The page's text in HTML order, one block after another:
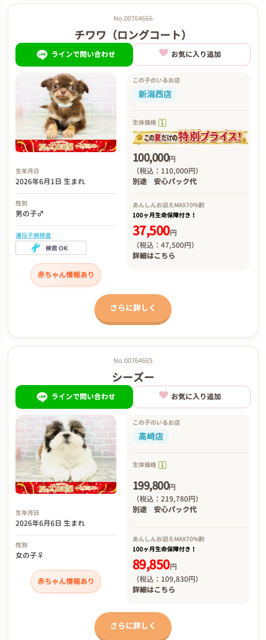
No.00764666
チワワ（ロングコート）
ラインで問い合わせ お気に入り追加
生年月日
2026年6月1日 生まれ
性別
男の子♂
遺伝子病検査
赤ちゃん情報あり
この子のいるお店
新潟西店
生体価格
100,000円
（税込：110,000円）
別途 安心パック代
あんしんお迎えMAX70%割
100ヶ月生命保障付き！
37,500円
（税込：47,500円）
詳細はこちら
さらに詳しく
No.00764665
シーズー
ラインで問い合わせ お気に入り追加
生年月日
2026年6月6日 生まれ
性別
女の子♀
赤ちゃん情報あり
この子のいるお店
高崎店
生体価格
199,800円
（税込：219,780円）
別途 安心パック代
あんしんお迎えMAX70%割
100ヶ月生命保障付き！
89,850円
（税込：109,830円）
詳細はこちら
さらに詳しく